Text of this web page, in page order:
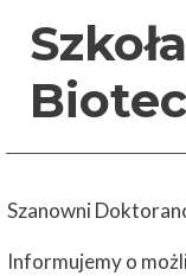
Szanowni
Informujemy o